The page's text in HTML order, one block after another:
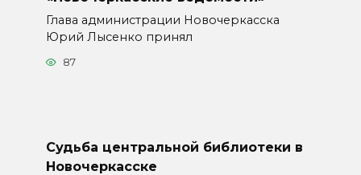
Глава администрации Новочеркасска
Юрий Лысенко принял
87
Судьба центральной библиотеки в
Новочеркасске